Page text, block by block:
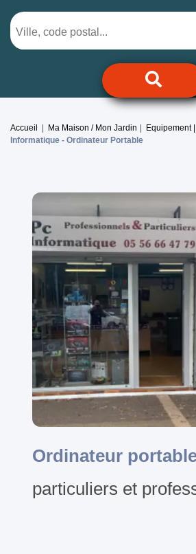
Accueil Ma Maison / Mon Jardin Equipement
Informatique - Ordinateur Portable
Ordinateur
particuliers et